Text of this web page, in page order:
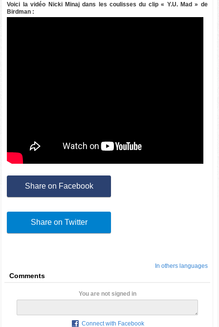
Voici la vidéo Nicki Minaj dans les coulisses du clip « Y.U. Mad » de
Birdman :
Share on Facebook
Share on Twitter
In others languages
Comments
You are not signed in
Connect with Facebook